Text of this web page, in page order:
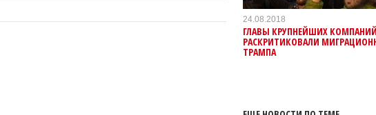
24.08.2018
ГЛАВЫ КРУПНЕЙШИХ
РАСКРИТИКОВАЛИ
ТРАМПА